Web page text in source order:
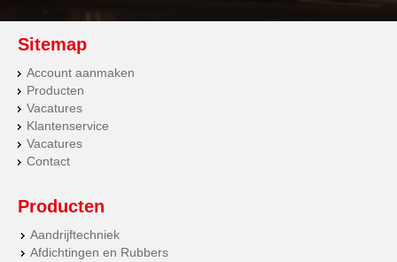
Sitemap
Account aanmaken
Producten
Vacatures
Klantenservice
Vacatures
Contact
Producten
Aandrijftechniek
Afdichtingen en Rubbers